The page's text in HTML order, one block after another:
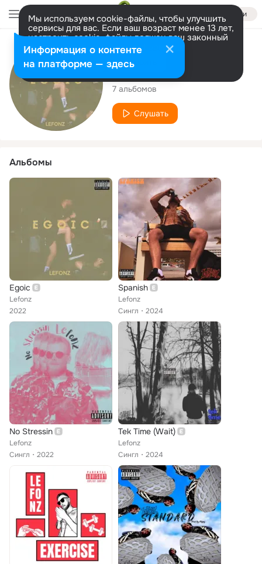
Войти
Мы используем cookie-файлы, чтобы улучшить
сервисы для вас. Если ваш возраст менее 13 лет,
настроить cookie-файлы должен ваш законный
представитель. Больше информации
Разрешить все Настроить
Исполнитель
Lefonz
7 альбомов
Слушать
Альбомы
Egoic
Lefonz
2022
Spanish
Lefonz
Сингл
2024
No Stressin
Lefonz
Сингл
2022
Tek Time (Wait)
Lefonz
Сингл
2024
Информация о контенте
на платформе — здесь